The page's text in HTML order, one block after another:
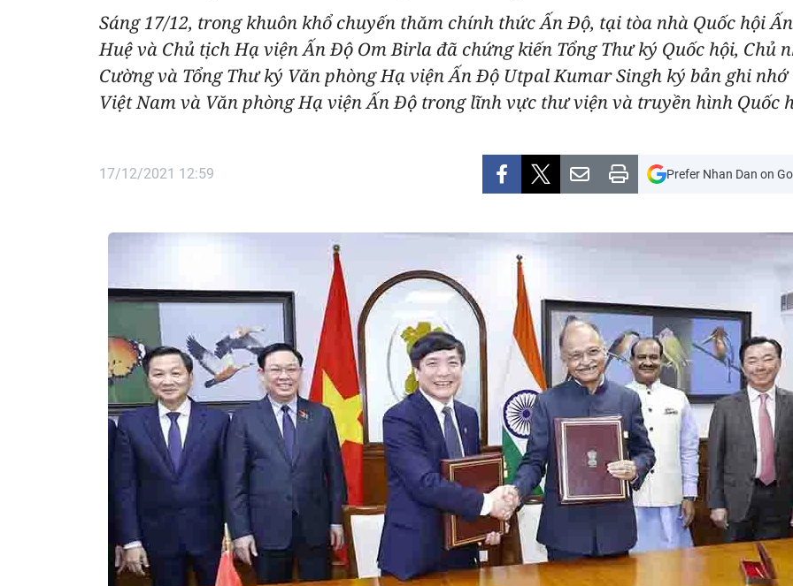
Sáng 17/12, trong khuôn khổ chuyến thăm chính thức Ấn Độ, tại tòa nhà Quốc hội
Huệ và Chủ tịch Hạ viện Ấn Độ Om Birla đã chứng kiến Tổng Thư ký Quốc hội, Chủ
Cường và Tổng Thư ký Văn phòng Hạ viện Ấn Độ Utpal Kumar Singh ký bản ghi
Việt Nam và Văn phòng Hạ viện Ấn Độ trong lĩnh vực thư viện và truyền hình Quốc
17/12/2021 12:59 Prefer Nhan Dan on